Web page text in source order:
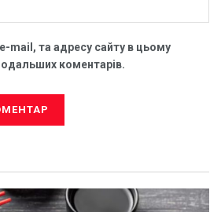
mail, та адресу сайту в цьому
коментарів.